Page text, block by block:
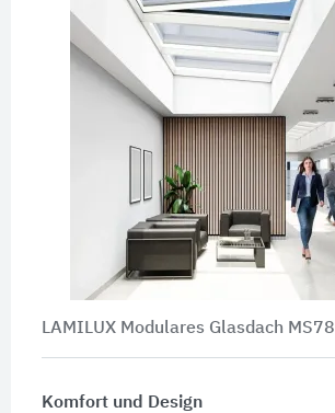
LAMILUX Modulares Glasdach MS78
Komfort und Design